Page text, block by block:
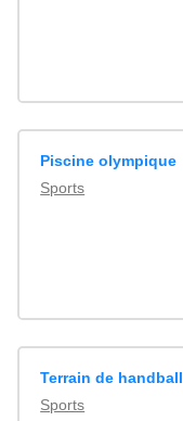
Piscine olympique
Sports
Terrain de handball
Sports